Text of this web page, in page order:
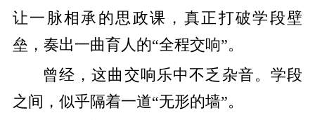
让一脉相承的思政课，真正打破学段壁
垒，奏出一曲育人的“全程交响”。
曾经，这曲交响乐中不乏杂音。学段
之间，似乎隔着一道“无形的墙”。